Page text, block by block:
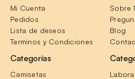
Mi Cuenta
Pedidos
Lista de deseos
Terminos y Condiciones
Sobre
Blog
Categorías
Camisetas
Laboral